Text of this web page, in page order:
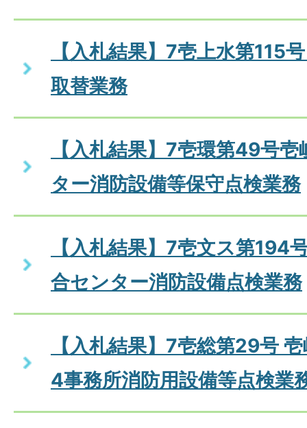
【入札結果】7壱上水第115
取替業務
【入札結果】7壱環第49号
ター消防設備等保守点検業務
【入札結果】7壱文ス第
合センター消防設備点検業務
【入札結果】7壱総第29号
4事務所消防用設備等点検業